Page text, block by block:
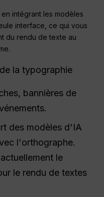
intégrant les modèles
interface, ce qui vous
du rendu de texte au
la typographie
bannières de
des modèles d'IA
l'orthographe.
le
le rendu de textes